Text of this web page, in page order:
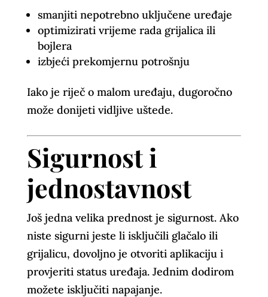
smanjiti nepotrebno uključene uređaje
optimizirati vrijeme rada grijalica ili
bojlera
izbjeći prekomjernu potrošnju
Iako je riječ o malom uređaju, dugoročno
može donijeti vidljive uštede.
Sigurnost i
jednostavnost
Još jedna velika prednost je sigurnost. Ako
niste sigurni jeste li isključili glačalo ili
grijalicu, dovoljno je otvoriti aplikaciju i
provjeriti status uređaja. Jednim dodirom
možete isključiti napajanje.